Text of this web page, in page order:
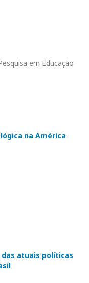
em Educação
na América
das atuais políticas